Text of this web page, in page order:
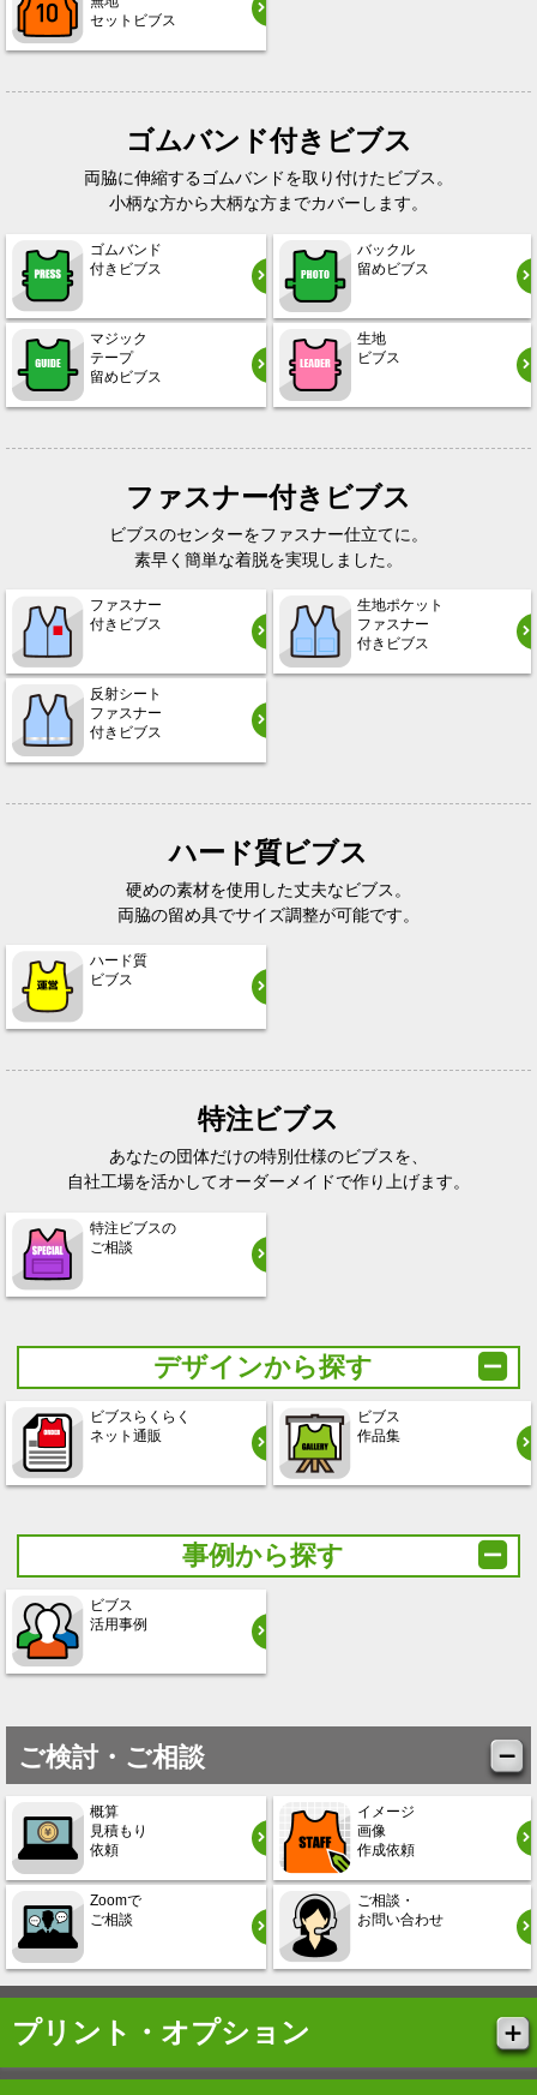
セットビブス
ゴムバンド付きビブス
両脇に伸縮するゴムバンドを取り付けたビブス。
小柄な方から大柄な方までカバーします。
ゴムバンド
付きビブス
バックル
留めビブス
マジック
テープ
留めビブス
生地
ビブス
ファスナー付きビブス
ビブスのセンターをファスナー仕立てに。
素早く簡単な着脱を実現しました。
ファスナー
付きビブス
生地ポケット
ファスナー
付きビブス
反射シート
ファスナー
付きビブス
ハード質ビブス
硬めの素材を使用した丈夫なビブス。
両脇の留め具でサイズ調整が可能です。
ハード質
ビブス
特注ビブス
あなたの団体だけの特別仕様のビブスを、
自社工場を活かしてオーダーメイドで作り上げます。
特注ビブスの
ご相談
デザインから探す
ビブスらくらく
ネット通販
ビブス
作品集
事例から探す
ビブス
活用事例
ご検討・ご相談
概算
見積もり
依頼
イメージ
画像
作成依頼
Zoomで
ご相談
ご相談・
お問い合わせ
プリント・オプション